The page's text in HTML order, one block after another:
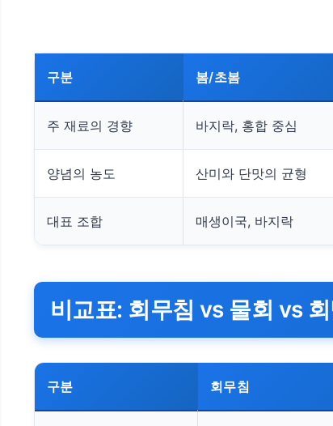
구분 봄/초봄
주 재료의 경향 바지락, 홍합 중심
양념의 농도 산미와 단맛의 균형
대표 조합 매생이국, 바지락
비교표: 회무침 vs 물회 vs
구분 회무침